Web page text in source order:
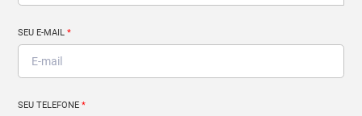
SEU E-MAIL*
SEU TELEFONE*